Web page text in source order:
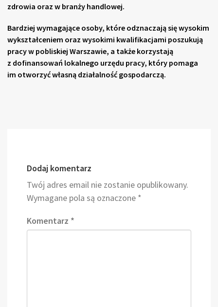
zdrowia oraz w branży handlowej.
Bardziej wymagające osoby, które odznaczają się wysokim
wykształceniem oraz wysokimi kwalifikacjami poszukują
pracy w pobliskiej Warszawie, a także korzystają
z dofinansowań lokalnego urzędu pracy, który pomaga
im otworzyć własną działalność gospodarczą.
Dodaj komentarz
Twój adres email nie zostanie opublikowany.
Wymagane pola są oznaczone *
Komentarz *